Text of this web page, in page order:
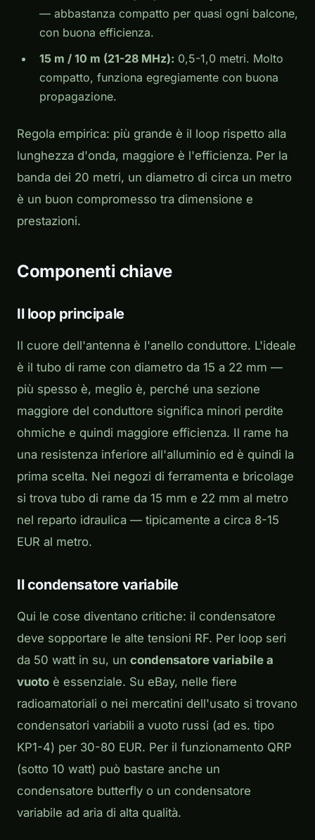
— abbastanza compatto per quasi ogni balcone,
con buona efficienza.
15 m / 10 m (21-28 MHz): 0,5-1,0 metri. Molto
compatto, funziona egregiamente con buona
propagazione.
Regola empirica: più grande è il loop rispetto alla
lunghezza d'onda, maggiore è l'efficienza. Per la
banda dei 20 metri, un diametro di circa un metro
è un buon compromesso tra dimensione e
prestazioni.
Componenti chiave
Il loop principale
Il cuore dell'antenna è l'anello conduttore. L'ideale
è il tubo di rame con diametro da 15 a 22 mm —
più spesso è, meglio è, perché una sezione
maggiore del conduttore significa minori perdite
ohmiche e quindi maggiore efficienza. Il rame ha
una resistenza inferiore all'alluminio ed è quindi la
prima scelta. Nei negozi di ferramenta e bricolage
si trova tubo di rame da 15 mm e 22 mm al metro
nel reparto idraulica — tipicamente a circa 8-15
EUR al metro.
Il condensatore variabile
Qui le cose diventano critiche: il condensatore
deve sopportare le alte tensioni RF. Per loop seri
da 50 watt in su, un condensatore variabile a
vuoto è essenziale. Su eBay, nelle fiere
radioamatoriali o nei mercatini dell'usato si trovano
condensatori variabili a vuoto russi (ad es. tipo
KP1-4) per 30-80 EUR. Per il funzionamento QRP
(sotto 10 watt) può bastare anche un
condensatore butterfly o un condensatore
variabile ad aria di alta qualità.